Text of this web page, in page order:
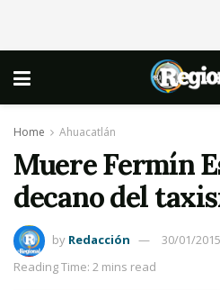
Home Ahuacatlán
Muere Fermín
decano del
by Redacción
30/01/2015
Reading Time: 2 mins read